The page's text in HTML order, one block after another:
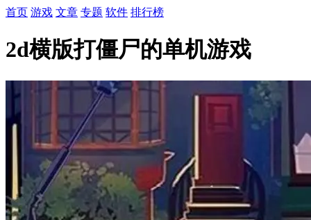
首页 游戏 文章 专题 软件 排行榜
2d横版打僵尸的单机游戏